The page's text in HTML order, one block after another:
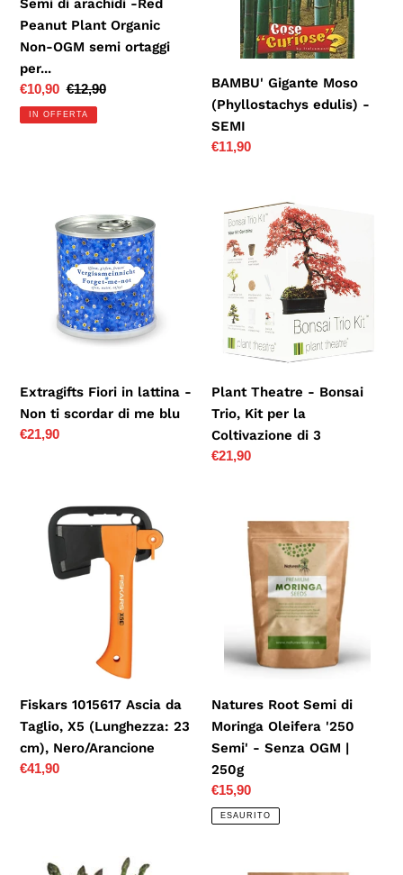
n
e
:
Plant
Organic
Non-
OGM
semi
Semi di arachidi -Red
Peanut Plant Organic
Non-OGM semi ortaggi
per...
Prezzo
scontato
€10,90 Prezzo
di
listino
€12,90
IN OFFERTA
SEMI
BAMBU' Gigante Moso
(Phyllostachys edulis) -
SEMI
Prezzo
€11,90
me
blu
Extragifts Fiori in lattina -
Non ti scordar di me blu
Prezzo
€21,90
Theatre
Bonsai
Trio,
per
di
3
Plant Theatre - Bonsai
Trio, Kit per la
Coltivazione di 3
Prezzo
€21,90
Fiskars
1015617
Ascia
Nero/Arancione
Fiskars 1015617 Ascia da
Taglio, X5 (Lunghezza: 23
cm), Nero/Arancione
Prezzo
€41,90
Moringa
Oleifera
'250
Semi'
Senza
OGM
|
250g
Natures Root Semi di
Moringa Oleifera '250
Semi' - Senza OGM |
250g
Prezzo
di
listino
€15,90
ESAURITO
ASPARAGO